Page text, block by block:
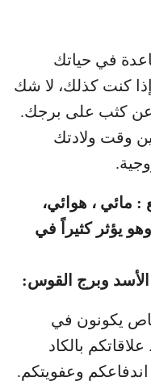
في حياتك
إذا كنت كذلك، لا شك
عن كثب على برجك.
وقت ولادتك
: مائي ، هوائي،
يؤثر كثيراً في
الأسد وبرج القوس:
يكونون في
بالكاد
وعفويتكم.